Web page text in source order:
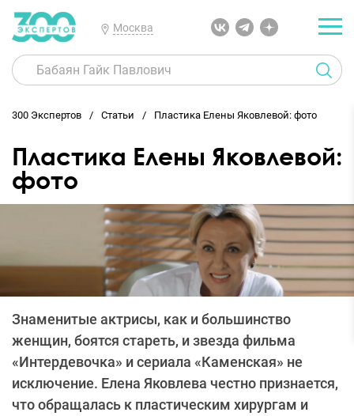
Москва
300 Экспертов Статьи Пластика Елены Яковлевой: фото
Пластика Елены Яковлевой:
фото
Знаменитые актрисы, как и большинство
женщин, боятся стареть, и звезда фильма
«Интердевочка» и сериала «Каменская» не
исключение. Елена Яковлева честно признается,
что обращалась к пластическим хирургам и